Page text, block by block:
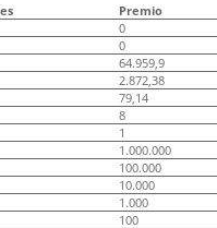
Premio
0
0
64.959,9
2.872,38
79,14
8
1
1.000.000
100.000
10.000
1.000
100